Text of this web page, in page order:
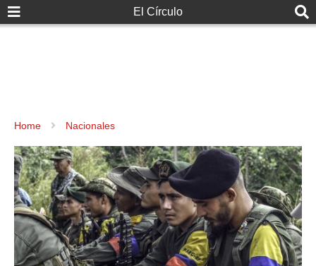
El Círculo
Home Nacionales